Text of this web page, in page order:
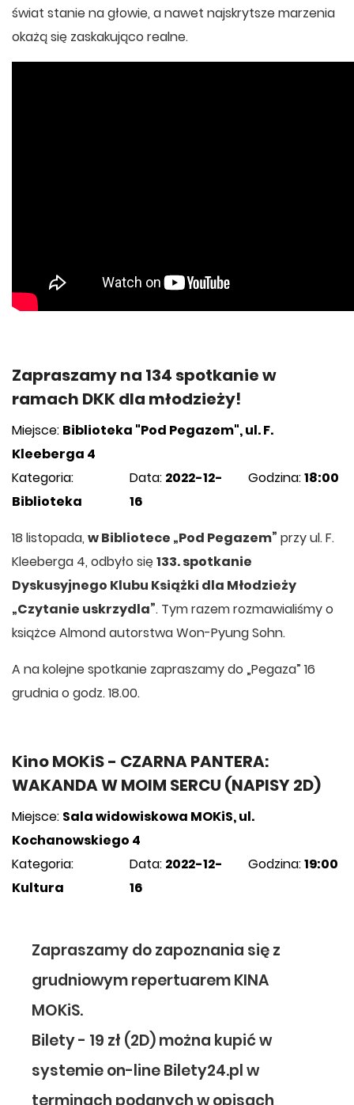
świat stanie na głowie, a nawet najskrytsze marzenia
okażą się zaskakująco realne.
Zapraszamy na 134 spotkanie w
ramach DKK dla młodzieży!
Miejsce: Biblioteka "Pod Pegazem", ul. F.
Kleeberga 4
Kategoria:
Biblioteka
Data: 2022-12-
16
Godzina:18:00
18 listopada, w Bibliotece „Pod Pegazem” przy ul. F.
Kleeberga 4, odbyło się133. spotkanie
Dyskusyjnego Klubu Książki dla Młodzieży
„Czytanie uskrzydla”. Tym razem rozmawialiśmy o
książce Almond autorstwa Won-Pyung Sohn.
A na kolejne spotkanie zapraszamy do „Pegaza” 16
grudnia o godz. 18.00.
Kino MOKiS - CZARNA PANTERA:
WAKANDA W MOIM SERCU (NAPISY 2D)
Miejsce: Sala widowiskowa MOKiS, ul.
Kochanowskiego 4
Kategoria:
Kultura
Data: 2022-12-
16
Godzina:19:00
Zapraszamy do zapoznania się z
grudniowym repertuarem KINA
MOKiS.
Bilety - 19 zł (2D) można kupić w
systemie on-line Bilety24.pl w
terminach podanych w opisach